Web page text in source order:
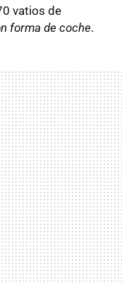
vatios de
forma de coche.